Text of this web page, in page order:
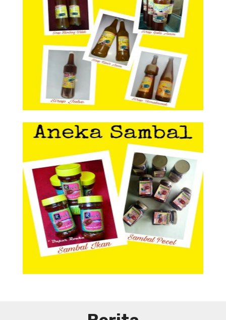
Aneka Sirup Herbal
Tradisional
Aneka Sambal
Aneka Sambal